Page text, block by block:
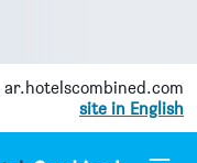
ar.hotelscombined.com
site in English